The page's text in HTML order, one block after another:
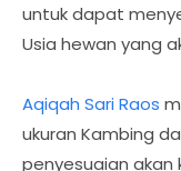
untuk dapat
Usia hewan yang
Aqiqah Sari Raos
ukuran Kambing
penyesuaian